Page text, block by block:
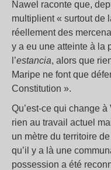
Nawel raconte que,
multiplient « surtout de
réellement des
y a eu une atteinte à la
l’estancia, alors que
Maripe ne font que
Constitution ».
Qu’est-ce qui change
rien au travail actuel
un mètre du territoire
qu’il y a là une
possession a été